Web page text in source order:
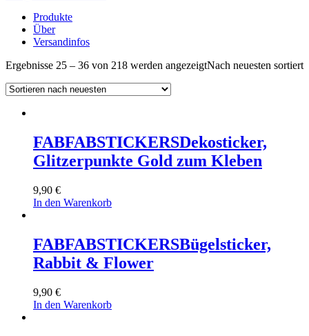
Produkte
Über
Versandinfos
Ergebnisse 25 – 36 von 218 werden angezeigtNach neuesten sortiert
FABFABSTICKERSDekosticker,
Glitzerpunkte Gold zum Kleben
9,90 €
In den Warenkorb
FABFABSTICKERSBügelsticker,
Rabbit & Flower
9,90 €
In den Warenkorb